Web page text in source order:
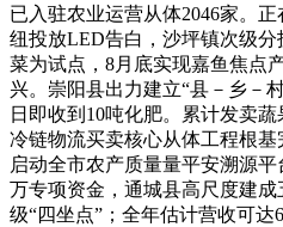
已入驻农业运营从体2046家。
纽投放LED告白，沙坪镇次级
菜为试点，8月底实现嘉鱼焦点
兴。崇阳县出力建立“县－乡－
日即收到10吨化肥。累计发卖
冷链物流买卖核心从体工程根基
启动全市农产质量量平安溯源
万专项资金，通城县高尺度建
级“四坐点”；全年估计营收可